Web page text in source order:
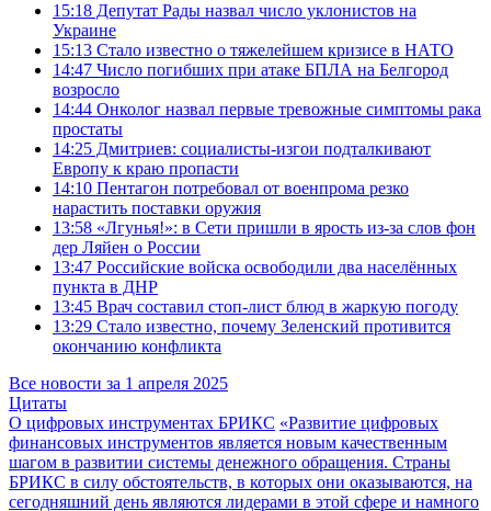
15:18 Депутат Рады назвал число уклонистов на
Украине
15:13 Стало известно о тяжелейшем кризисе в НАТО
14:47 Число погибших при атаке БПЛА на Белгород
возросло
14:44 Онколог назвал первые тревожные симптомы рака
простаты
14:25 Дмитриев: социалисты-изгои подталкивают
Европу к краю пропасти
14:10 Пентагон потребовал от военпрома резко
нарастить поставки оружия
13:58 «Лгунья!»: в Сети пришли в ярость из-за слов фон
дер Ляйен о России
13:47 Российские войска освободили два населённых
пункта в ДНР
13:45 Врач составил стоп-лист блюд в жаркую погоду
13:29 Стало известно, почему Зеленский противится
окончанию конфликта
Все новости за 1 апреля 2025
Цитаты
О цифровых инструментах БРИКС «Развитие цифровых
финансовых инструментов является новым качественным
шагом в развитии системы денежного обращения. Страны
БРИКС в силу обстоятельств, в которых они оказываются, на
сегодняшний день являются лидерами в этой сфере и намного